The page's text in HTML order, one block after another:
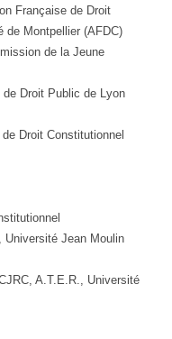
Française de Droit
de Montpellier (AFDC)
de la Jeune
de Droit Public de Lyon
de Droit Constitutionnel
Université Jean Moulin
A.T.E.R., Université